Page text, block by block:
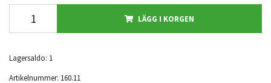
LÄGG I KORGEN
Lagersaldo: 1
Artikelnummer: 160.11